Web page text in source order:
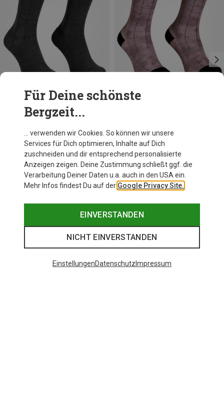
Du sparst 23%
Für Deine schönste
Bergzeit...
… verwenden wir Cookies. So können wir unsere
Services für Dich optimieren, Inhalte auf Dich
zuschneiden und dir entsprechend personalisierte
Anzeigen zeigen. Deine Zustimmung schließt ggf. die
Verarbeitung Deiner Daten u.a. auch in den USA ein.
Mehr Infos findest Du auf der Google Privacy Site.
EINVERSTANDEN
NICHT EINVERSTANDEN
EinstellungenDatenschutz Impressum